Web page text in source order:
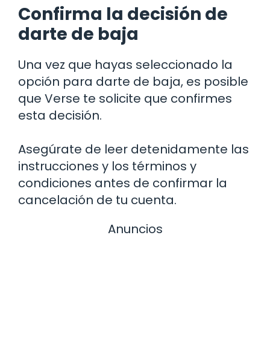
Confirma la decisión de
darte de baja
Una vez que hayas seleccionado la
opción para darte de baja, es posible
que Verse te solicite que confirmes
esta decisión.
Asegúrate de leer detenidamente las
instrucciones y los términos y
condiciones antes de confirmar la
cancelación de tu cuenta.
Anuncios